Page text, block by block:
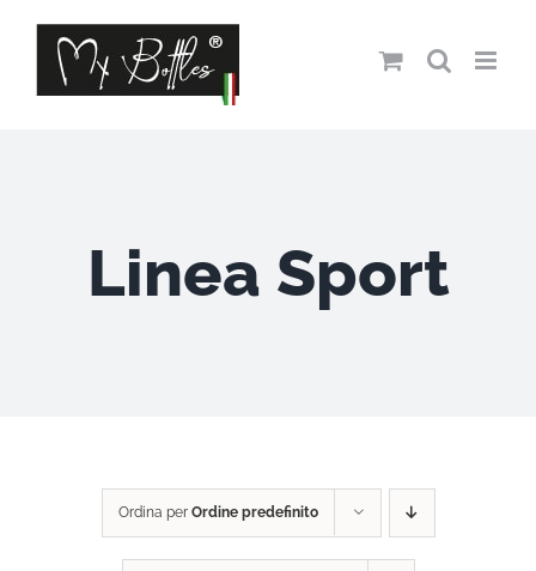
contenuto
Linea Sport
Ordina per Ordine predefinito